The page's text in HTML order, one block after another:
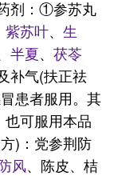
剂：①参苏丸
紫苏叶、 生
半夏、 茯苓
补气(扶正祛
患者服用。其
可服用本品
)：党参荆防
风、陈皮、桔